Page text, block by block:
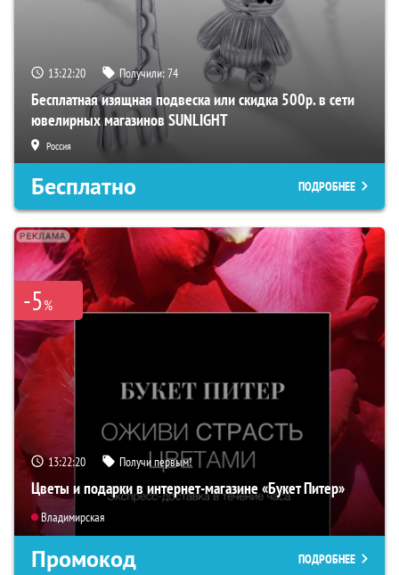
13:22:19 Получили:74
Бесплатная изящная подвеска или скидка 500р. в сети
ювелирных магазинов SUNLIGHT
Россия
Бесплатно ПОДРОБНЕЕ
-5%
13:22:19 Получи первым!
Цветы и подарки в интернет-магазине «Букет Питер»
Владимирская
Промокод ПОДРОБНЕЕ